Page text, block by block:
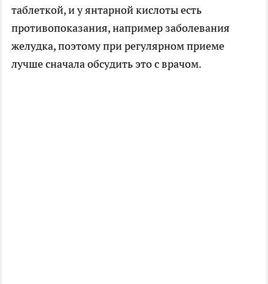
таблеткой, и у янтарной кислоты есть
противопоказания, например заболевания
желудка, поэтому при регулярном приеме
лучше сначала обсудить это с врачом.